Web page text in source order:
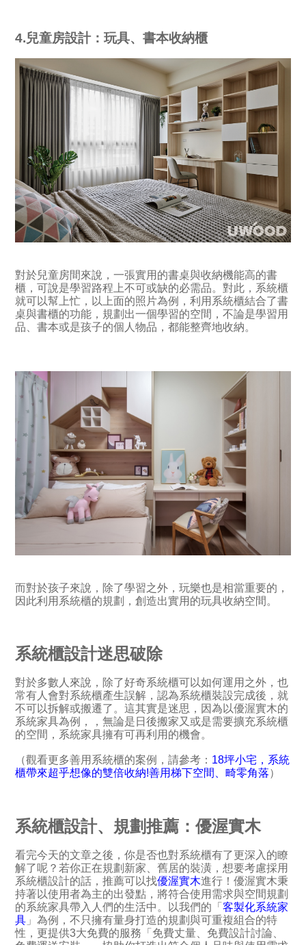
4.兒童房設計：玩具、書本收納櫃
對於兒童房間來說，一張實用的書桌與收納機能高的書
櫃，可說是學習路程上不可或缺的必需品。對此，系統櫃
就可以幫上忙，以上面的照片為例，利用系統櫃結合了書
桌與書櫃的功能，規劃出一個學習的空間，不論是學習用
品、書本或是孩子的個人物品，都能整齊地收納。
而對於孩子來說，除了學習之外，玩樂也是相當重要的，
因此利用系統櫃的規劃，創造出實用的玩具收納空間。
系統櫃設計迷思破除
對於多數人來說，除了好奇系統櫃可以如何運用之外，也
常有人會對系統櫃產生誤解，認為系統櫃裝設完成後，就
不可以拆解或搬遷了。這其實是迷思，因為以優渥實木的
系統家具為例，，無論是日後搬家又或是需要擴充系統櫃
的空間，系統家具擁有可再利用的機會。
（觀看更多善用系統櫃的案例，請參考： 18坪小宅，系統
櫃帶來超乎想像的雙倍收納!善用梯下空間、畸零角落）
系統櫃設計、規劃推薦：優渥實木
看完今天的文章之後，你是否也對系統櫃有了更深入的瞭
解了呢？若你正在規劃新家、舊居的裝潢，想要考慮採用
系統櫃設計的話，推薦可以找優渥實木進行！優渥實木秉
持著以使用者為主的出發點，將符合使用需求與空間規劃
的系統家具帶入人們的生活中。以我們的「客製化系統家
具 」為例，不只擁有量身打造的規劃與可重複組合的特
性，更提供3大免費的服務「免費丈量、免費設計討論、